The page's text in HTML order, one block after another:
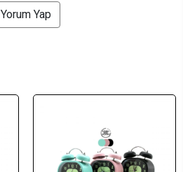
Yorum Yap